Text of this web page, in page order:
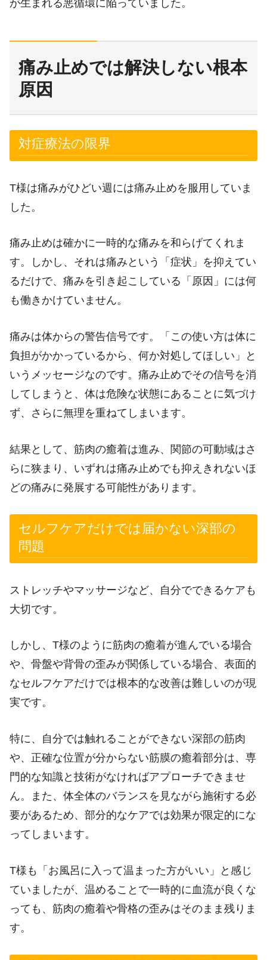
が生まれる悪循環に陥っていました。
痛み止めでは解決しない根本
原因
対症療法の限界
T様は痛みがひどい週には痛み止めを服用していま
した。
痛み止めは確かに一時的な痛みを和らげてくれま
す。しかし、それは痛みという「症状」を抑えてい
るだけで、痛みを引き起こしている「原因」には何
も働きかけていません。
痛みは体からの警告信号です。「この使い方は体に
負担がかかっているから、何か対処してほしい」と
いうメッセージなのです。痛み止めでその信号を消
してしまうと、体は危険な状態にあることに気づけ
ず、さらに無理を重ねてしまいます。
結果として、筋肉の癒着は進み、関節の可動域はさ
らに狭まり、いずれは痛み止めでも抑えきれないほ
どの痛みに発展する可能性があります。
セルフケアだけでは届かない深部の
問題
ストレッチやマッサージなど、自分でできるケアも
大切です。
しかし、T様のように筋肉の癒着が進んでいる場合
や、骨盤や背骨の歪みが関係している場合、表面的
なセルフケアだけでは根本的な改善は難しいのが現
実です。
特に、自分では触れることができない深部の筋肉
や、正確な位置が分からない筋膜の癒着部分は、専
門的な知識と技術がなければアプローチできませ
ん。また、体全体のバランスを見ながら施術する必
要があるため、部分的なケアでは効果が限定的にな
ってしまいます。
T様も「お風呂に入って温まった方がいい」と感じ
ていましたが、温めることで一時的に血流が良くな
っても、筋肉の癒着や骨格の歪みはそのまま残りま
す。